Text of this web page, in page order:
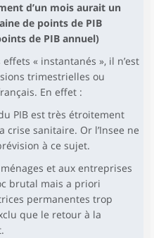
d’un mois aurait un
de points de PIB
de PIB annuel)
« instantanés », il n’est
trimestrielles ou
En effet :
PIB est très étroitement
crise sanitaire. Or l’Insee ne
à ce sujet.
et aux entreprises
brutal mais a priori
permanentes trop
que le retour à la